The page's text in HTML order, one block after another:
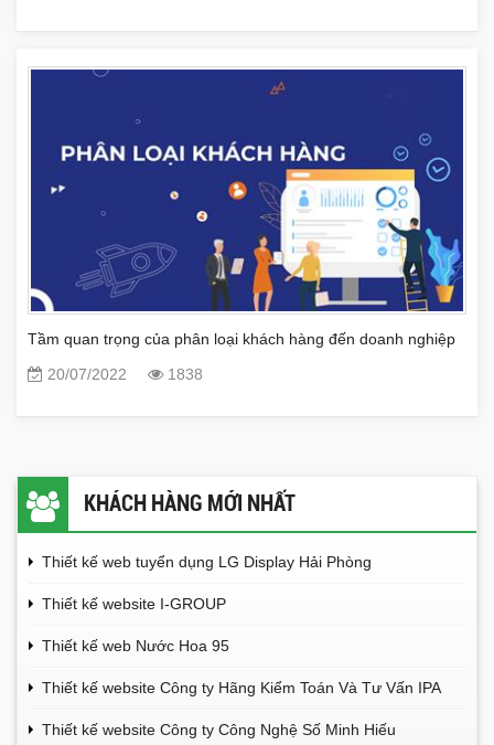
Tầm quan trọng của phân loại khách hàng đến doanh nghiệp
20/07/2022
1838
KHÁCH HÀNG MỚI NHẤT
Thiết kế web tuyển dụng LG Display Hải Phòng
Thiết kế website I-GROUP
Thiết kế web Nước Hoa 95
Thiết kế website Công ty Hãng Kiểm Toán Và Tư Vấn IPA
Thiết kế website Công ty Công Nghệ Số Minh Hiếu